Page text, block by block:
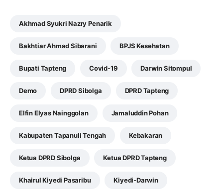
Akhmad Syukri Nazry Penarik
Bakhtiar Ahmad Sibarani BPJS Kesehatan
Bupati Tapteng Covid-19 Darwin Sitompul
Demo DPRD Sibolga DPRD Tapteng
Elfin Elyas Nainggolan Jamaluddin Pohan
Kabupaten Tapanuli Tengah Kebakaran
Ketua DPRD Sibolga Ketua DPRD Tapteng
Khairul Kiyedi Pasaribu Kiyedi-Darwin